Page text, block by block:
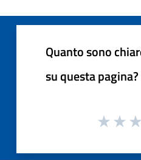
Quanto sono
su questa pagina?